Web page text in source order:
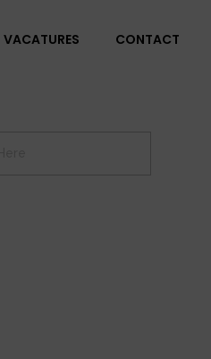
VACATURES CONTACT